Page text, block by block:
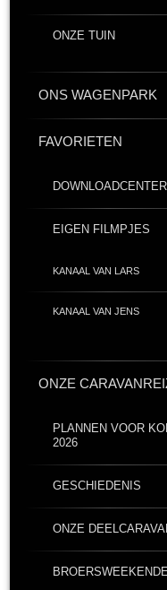
ONZE TUIN
ONS WAGENPARK
FAVORIETEN
DOWNLOADCENTER
EIGEN FILMPJES
KANAAL VAN LARS
KANAAL VAN JENS
ONZE
PLANNEN VOOR
2026
GESCHIEDENIS
ONZE